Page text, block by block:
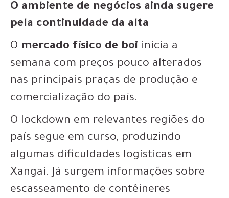
O ambiente de negócios ainda sugere
pela continuidade da alta
O mercado físico de boi inicia a
semana com preços pouco alterados
nas principais praças de produção e
comercialização do país.
O lockdown em relevantes regiões do
país segue em curso, produzindo
algumas dificuldades logísticas em
Xangai. Já surgem informações sobre
escasseamento de contêineres